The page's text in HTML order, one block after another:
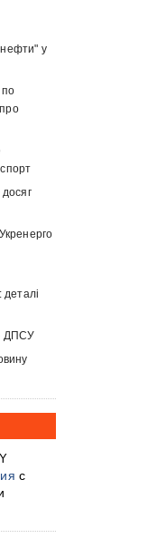
у
по
деталі
ДПСУ
с